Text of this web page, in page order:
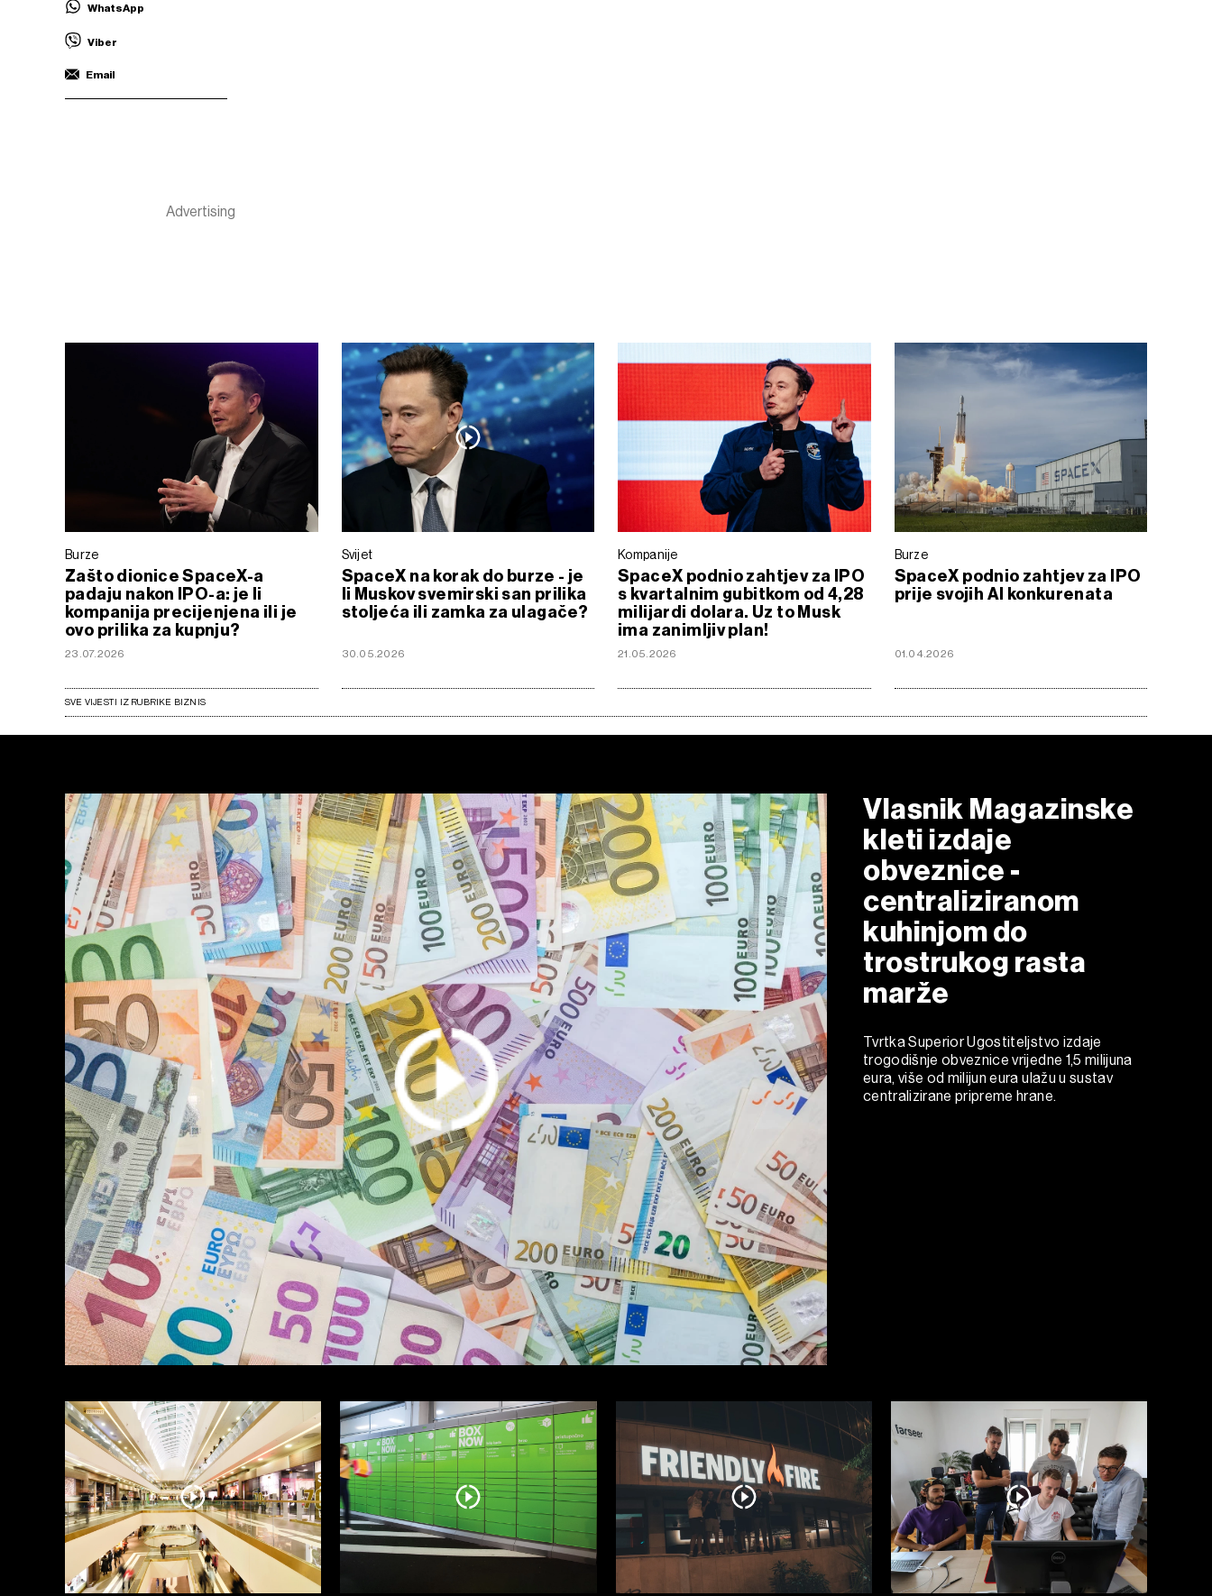
WhatsApp
Viber
Email
Burze
Zašto dionice SpaceX-a
padaju nakon IPO-a: je li
kompanija precijenjena ili je
ovo prilika za kupnju?
23.07.2026
Svijet
SpaceX na korak do burze - je
li Muskov svemirski san prilika
stoljeća ili zamka za ulagače?
30.05.2026
Kompanije
SpaceX podnio zahtjev za IPO
s kvartalnim gubitkom od 4,28
milijardi dolara. Uz to Musk
ima zanimljiv plan!
21.05.2026
Burze
SpaceX podnio zahtjev za IPO
prije svojih AI konkurenata
01.04.2026
SVE VIJESTI IZ RUBRIKE BIZNIS
Vlasnik Magazinske
kleti izdaje
obveznice -
centraliziranom
kuhinjom do
trostrukog rasta
marže
Tvrtka Superior Ugostiteljstvo izdaje
trogodišnje obveznice vrijedne 1,5 milijuna
eura, više od milijun eura ulažu u sustav
centralizirane pripreme hrane.